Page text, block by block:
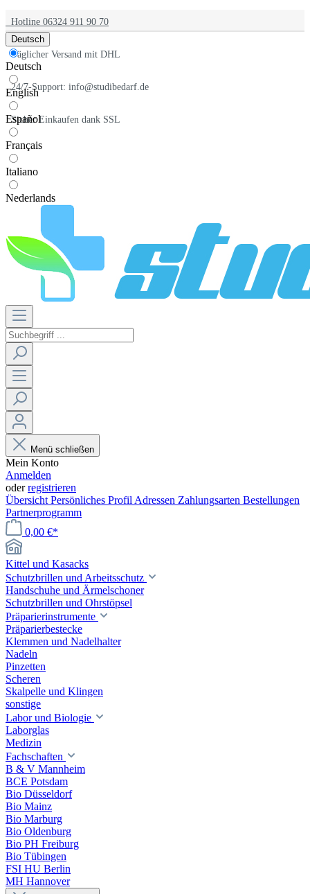
Hotline 06324 911 90 70
Täglicher Versand mit DHL
24/7-Support: info@studibedarf.de
Sicher Einkaufen dank SSL
Deutsch
Deutsch
English
Español
Français
Italiano
Nederlands
Menü schließen
Mein Konto
Anmelden
oderregistrieren
Übersicht Persönliches Profil Adressen Zahlungsarten Bestellungen
Partnerprogramm
0,00 €*
Kittel und Kasacks
Schutzbrillen und Arbeitsschutz
Handschuhe und Ärmelschoner
Schutzbrillen und Ohrstöpsel
Präparierinstrumente
Präparierbestecke
Klemmen und Nadelhalter
Nadeln
Pinzetten
Scheren
Skalpelle und Klingen
sonstige
Labor und Biologie
Laborglas
Medizin
Fachschaften
B & V Mannheim
BCE Potsdam
Bio Düsseldorf
Bio Mainz
Bio Marburg
Bio Oldenburg
Bio PH Freiburg
Bio Tübingen
FSI HU Berlin
MH Hannover